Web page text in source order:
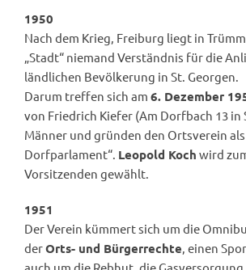
1950
Nach dem Krieg, Freiburg liegt in
„Stadt“ niemand Verständnis für die
ländlichen Bevölkerung in St. Georgen.
Darum treffen sich am 6. Dezember
von Friedrich Kiefer (Am Dorfbach 13 in
Männer und gründen den Ortsverein als
Dorfparlament“. Leopold Koch wird
Vorsitzenden gewählt.
1951
Der Verein kümmert sich um die
derOrts- und Bürgerrechte, einen